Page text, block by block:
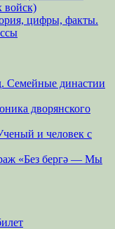
войск)
цифры, факты.
Семейные династии
дворянского
и человек с
«Без бергə — Мы